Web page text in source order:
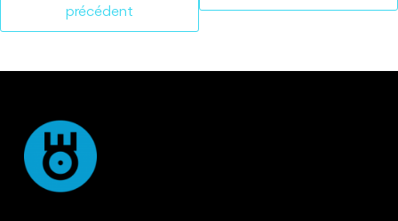
précédent